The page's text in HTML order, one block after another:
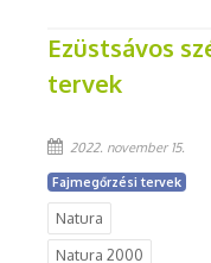
Ezüstsávos
tervek
2022. november 15.
Fajmegőrzési tervek
Natura
Natura 2000